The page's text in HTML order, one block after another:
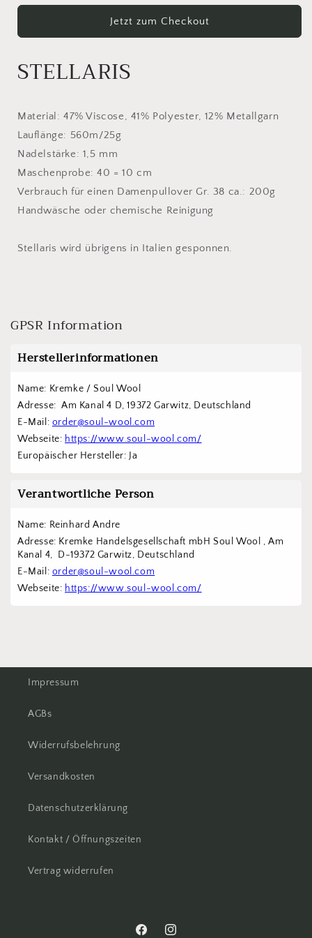
Jetzt zum Checkout
STELLARIS
Material: 47% Viscose, 41% Polyester, 12% Metallgarn
Lauflänge: 560m/25g
Nadelstärke: 1,5 mm
Maschenprobe: 40 = 10 cm
Verbrauch für einen Damenpullover Gr. 38 ca.: 200g
Handwäsche oder chemische Reinigung
Stellaris wird übrigens in Italien gesponnen.
GPSR Information
Herstellerinformationen
Name: Kremke / Soul Wool
Adresse:  Am Kanal 4 D, 19372 Garwitz, Deutschland
E-Mail: order@soul-wool.com
Webseite: https://www.soul-wool.com/
Europäischer Hersteller: Ja
Verantwortliche Person
Name: Reinhard Andre
Adresse: Kremke Handelsgesellschaft mbH Soul Wool , Am
Kanal 4,  D-19372 Garwitz, Deutschland
E-Mail: order@soul-wool.com
Webseite: https://www.soul-wool.com/
Impressum
AGBs
Widerrufsbelehrung
Versandkosten
Datenschutzerklärung
Kontakt / Öffnungszeiten
Vertrag widerrufen